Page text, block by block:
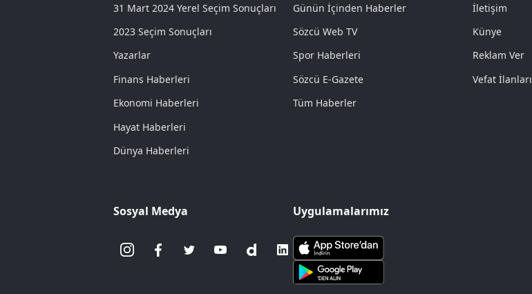
31 Mart 2024 Yerel Seçim Sonuçları
2023 Seçim Sonuçları
Yazarlar
Finans Haberleri
Ekonomi Haberleri
Hayat Haberleri
Dünya Haberleri
Günün İçinden Haberler
Sözcü Web TV
Spor Haberleri
Sözcü E-Gazete
Tüm Haberler
İletişim
Künye
Reklam Ver
Vefat İlanları
Sosyal Medya Uygulamalarımız